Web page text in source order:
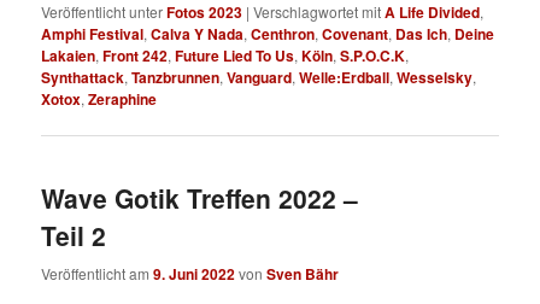
Veröffentlicht unterFotos 2023 |Verschlagwortet mitA Life Divided,
Amphi Festival,Calva Y Nada,Centhron,Covenant, Das Ich, Deine
Lakaien,Front 242,Future Lied To Us,Köln,S.P.O.C.K,
Synthattack,Tanzbrunnen,Vanguard,Welle:Erdball,Wesselsky,
Xotox,Zeraphine
Wave Gotik Treffen 2022 –
Teil 2
Veröffentlicht am9. Juni 2022vonSven Bähr